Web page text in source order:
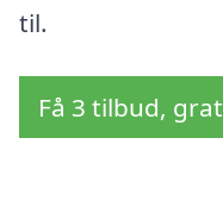
til.
Få 3 tilbud,